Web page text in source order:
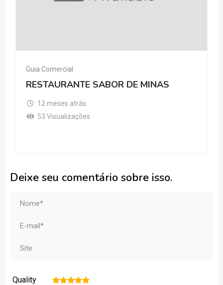
Guia Comercial
RESTAURANTE SABOR DE MINAS
12 meses atrás
53 Visualizações
Deixe seu comentário sobre isso.
Quality 5
4
3
2